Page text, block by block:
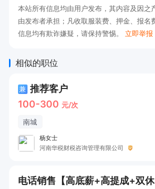
本站所有信息均由用户发布，其内容及因之
由发布者承担；凡收取服装费、押金、报名
信息均有欺诈嫌疑，请保持警惕。 立即举报
相似的职位
兼 推荐客户
100-300 元/次
南城
杨女士
河南华税财税咨询管理有限公司
电话销售【高底薪+高提成+双休